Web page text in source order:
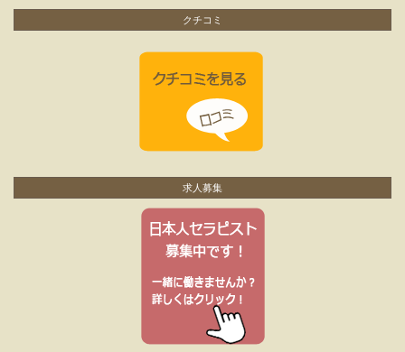
クチコミ
求人募集